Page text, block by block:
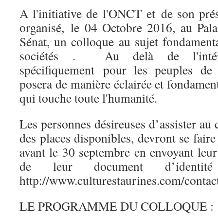
A l'initiative de l'ONCT et de son
organisé, le 04 Octobre 2016, au
Sénat, un colloque au sujet
sociétés . Au delà de
spécifiquement pour les peuples
posera de manière éclairée et
qui touche toute l'humanité.
Les personnes désireuses d’assister
des places disponibles, devront se
avant le 30 septembre en envoyant
de leur document
http://www.culturestaurines.com/
LE PROGRAMME DU COLLOQUE :